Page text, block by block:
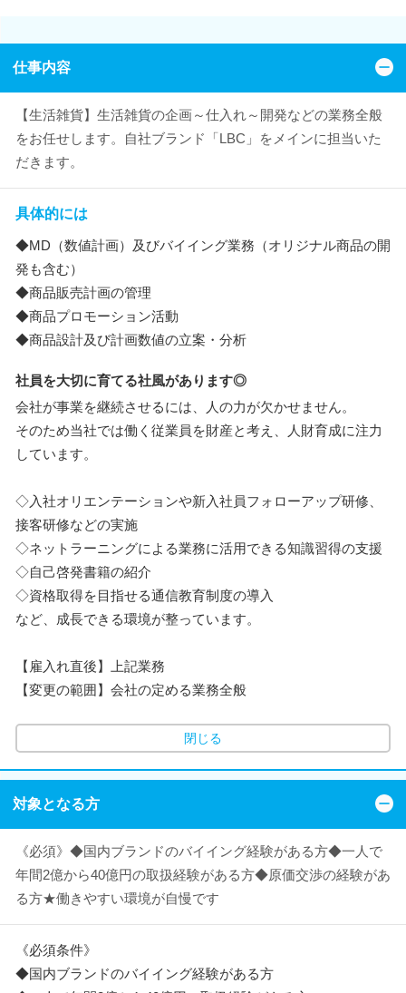
仕事内容
【生活雑貨】生活雑貨の企画～仕入れ～開発などの業務全般
をお任せします。自社ブランド「LBC」をメインに担当いた
だきます。
具体的には
◆MD（数値計画）及びバイイング業務（オリジナル商品の開
発も含む）
◆商品販売計画の管理
◆商品プロモーション活動
◆商品設計及び計画数値の立案・分析
社員を大切に育てる社風があります◎
会社が事業を継続させるには、人の力が欠かせません。
そのため当社では働く従業員を財産と考え、人財育成に注力
しています。
◇入社オリエンテーションや新入社員フォローアップ研修、
接客研修などの実施
◇ネットラーニングによる業務に活用できる知識習得の支援
◇自己啓発書籍の紹介
◇資格取得を目指せる通信教育制度の導入
など、成長できる環境が整っています。
【雇入れ直後】上記業務
【変更の範囲】会社の定める業務全般
閉じる
対象となる方
《必須》◆国内ブランドのバイイング経験がある方◆一人で
年間2億から40億円の取扱経験がある方◆原価交渉の経験があ
る方★働きやすい環境が自慢です
《必須条件》
◆国内ブランドのバイイング経験がある方